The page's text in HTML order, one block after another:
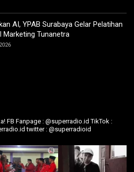
AI, YPAB Surabaya Gelar Pelatihan
Marketing Tunanetra
FB Fanpage : @superradio.id TikTok :
twitter : @superradioid